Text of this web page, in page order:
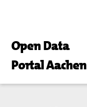
Open Data
Portal Aachen